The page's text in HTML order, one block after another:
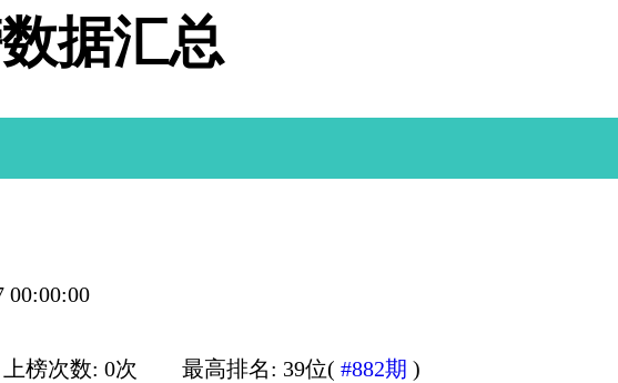
据汇总
00:00:00
上榜次数: 0次 最高排名: 39位(#882期 )